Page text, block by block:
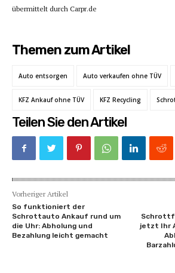
übermittelt durch Carpr.de
Themen zum Artikel
Auto entsorgen Auto verkaufen ohne TÜV
KFZ Ankauf ohne TÜV KFZ Recycling
Teilen Sie den Artikel
Vorheriger Artikel
So funktioniert der
Schrottauto Ankauf rund um
die Uhr: Abholung und
Bezahlung leicht gemacht
jetzt Ihr